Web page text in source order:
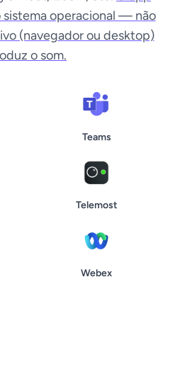
operacional — não
(navegador ou desktop)
o som.
Teams
Telemost
Webex